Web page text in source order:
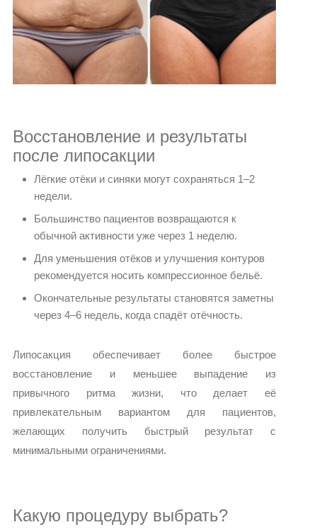
Восстановление и результаты
после липосакции
Лёгкие отёки и синяки могут сохраняться 1–2
недели.
Большинство пациентов возвращаются к
обычной активности уже через 1 неделю.
Для уменьшения отёков и улучшения контуров
рекомендуется носить компрессионное бельё.
Окончательные результаты становятся заметны
через 4–6 недель, когда спадёт отёчность.
Липосакция обеспечивает более быстрое
восстановление и меньшее выпадение из
привычного ритма жизни, что делает её
привлекательным вариантом для пациентов,
желающих получить быстрый результат с
минимальными ограничениями.
Какую процедуру выбрать?